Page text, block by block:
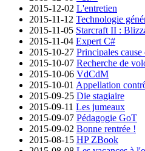
2015-12-02 L'entretien
2015-11-12 Technologie
2015-11-05 Starcraft II :
2015-11-04 Expert C#
2015-10-27 Principales cause
2015-10-07 Recherche de
2015-10-06 VdCdM
2015-10-01 Appellation
2015-09-25 Die stagiaire
2015-09-11 Les jumeaux
2015-09-07 Pédagogie GoT
2015-09-02 Bonne rentrée !
2015-08-15 HP ZBook